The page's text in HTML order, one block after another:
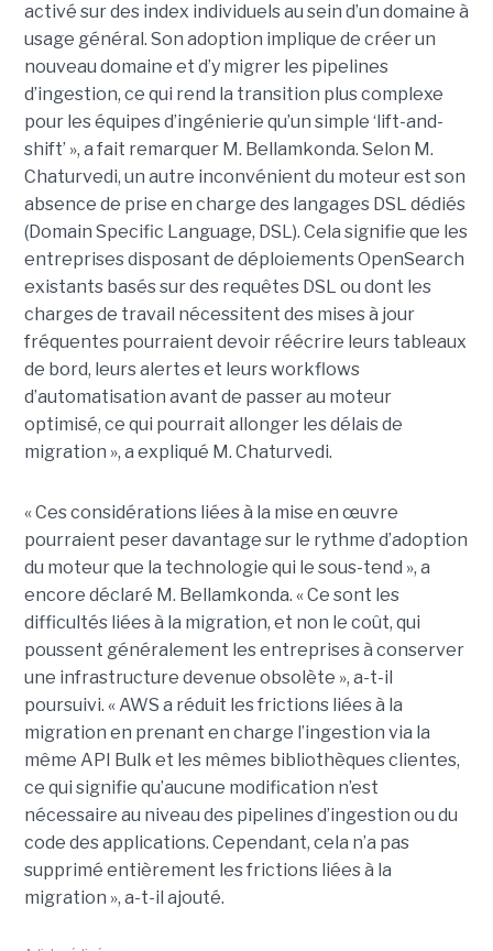
activé sur des index individuels au sein d’un domaine à
usage général. Son adoption implique de créer un
nouveau domaine et d’y migrer les pipelines
d’ingestion, ce qui rend la transition plus complexe
pour les équipes d’ingénierie qu’un simple ‘lift-and-
shift’ », a fait remarquer M. Bellamkonda. Selon M.
Chaturvedi, un autre inconvénient du moteur est son
absence de prise en charge des langages DSL dédiés
(Domain Specific Language, DSL). Cela signifie que les
entreprises disposant de déploiements OpenSearch
existants basés sur des requêtes DSL ou dont les
charges de travail nécessitent des mises à jour
fréquentes pourraient devoir réécrire leurs tableaux
de bord, leurs alertes et leurs workflows
d’automatisation avant de passer au moteur
optimisé, ce qui pourrait allonger les délais de
migration », a expliqué M. Chaturvedi.
« Ces considérations liées à la mise en œuvre
pourraient peser davantage sur le rythme d’adoption
du moteur que la technologie qui le sous-tend », a
encore déclaré M. Bellamkonda. « Ce sont les
difficultés liées à la migration, et non le coût, qui
poussent généralement les entreprises à conserver
une infrastructure devenue obsolète », a-t-il
poursuivi. « AWS a réduit les frictions liées à la
migration en prenant en charge l’ingestion via la
même API Bulk et les mêmes bibliothèques clientes,
ce qui signifie qu’aucune modification n’est
nécessaire au niveau des pipelines d’ingestion ou du
code des applications. Cependant, cela n’a pas
supprimé entièrement les frictions liées à la
migration », a-t-il ajouté.